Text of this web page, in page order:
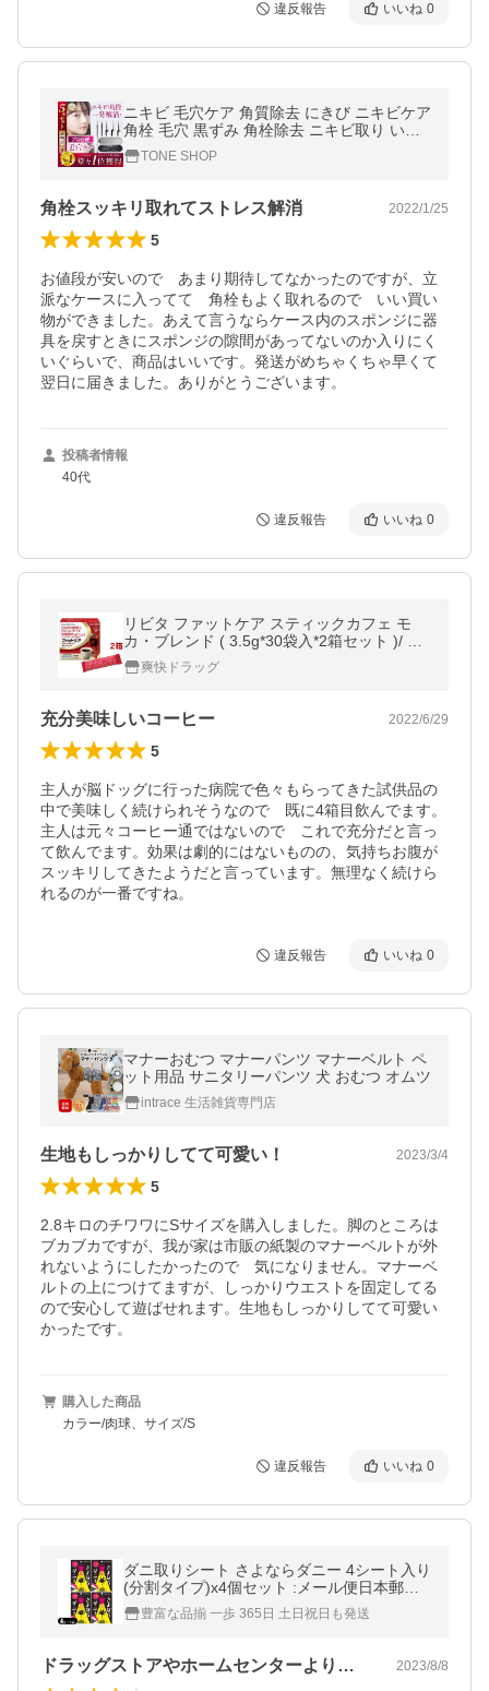
違反報告 いいね 0
ニキビ 毛穴ケア 角質除去 にきび ニキビケア
角栓 毛穴 黒ずみ 角栓除去 ニキビ取り いち
ご鼻 フェイスケア
TONE SHOP
角栓スッキリ取れてストレス解消 2022/1/25
5
お値段が安いので　あまり期待してなかったのですが、立
派なケースに入ってて　角栓もよく取れるので　いい買い
物ができました。あえて言うならケース内のスポンジに器
具を戻すときにスポンジの隙間があってないのか入りにく
いぐらいで、商品はいいです。発送がめちゃくちゃ早くて
翌日に届きました。ありがとうございます。
投稿者情報
40代
違反報告 いいね 0
リビタ ファットケア スティックカフェ モ
カ・ブレンド ( 3.5g*30袋入*2箱セット )/ リ
爽快ドラッグ
充分美味しいコーヒー 2022/6/29
5
主人が脳ドッグに行った病院で色々もらってきた試供品の
中で美味しく続けられそうなので　既に4箱目飲んでます。
主人は元々コーヒー通ではないので　これで充分だと言っ
て飲んでます。効果は劇的にはないものの、気持ちお腹が
スッキリしてきたようだと言っています。無理なく続けら
れるのが一番ですね。
違反報告 いいね 0
マナーおむつ マナーパンツ マナーベルト ペ
ット用品 サニタリーパンツ 犬 おむつ オムツ
intrace 生活雑貨専門店
生地もしっかりしてて可愛い！ 2023/3/4
5
2.8キロのチワワにSサイズを購入しました。脚のところは
ブカブカですが、我が家は市販の紙製のマナーベルトが外
れないようにしたかったので　気になりません。マナーベ
ルトの上につけてますが、しっかりウエストを固定してる
ので安心して遊ばせれます。生地もしっかりしてて可愛い
かったです。
購入した商品
カラー/肉球、サイズ/S
違反報告 いいね 0
ダニ取りシート さよならダニー 4シート入り
(分割タイプ)x4個セット :メール便日本郵便
送料無料
豊富な品揃 一歩 365日 土日祝日も発送
ドラッグストアやホームセンターよりかな… 2023/8/8